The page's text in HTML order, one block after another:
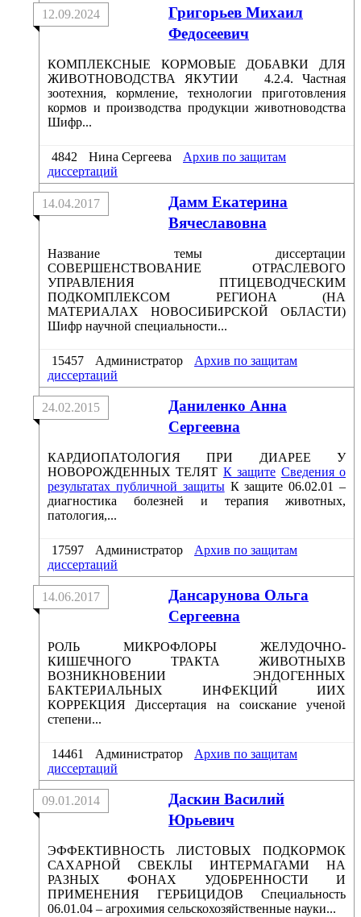
Григорьев Михаил
Федосеевич
12.09.2024
КОМПЛЕКСНЫЕ КОРМОВЫЕ ДОБАВКИ ДЛЯ
ЖИВОТНОВОДСТВА ЯКУТИИ 4.2.4. Частная
зоотехния, кормление, технологии приготовления
кормов и производства продукции животноводства
Шифр...
4842 Нина Сергеева
Архив по защитам
диссертаций
Дамм Екатерина
Вячеславовна
14.04.2017
Название темы диссертации
СОВЕРШЕНСТВОВАНИЕ ОТРАСЛЕВОГО
УПРАВЛЕНИЯ ПТИЦЕВОДЧЕСКИМ
ПОДКОМПЛЕКСОМ РЕГИОНА (НА
МАТЕРИАЛАХ НОВОСИБИРСКОЙ ОБЛАСТИ)
Шифр научной специальности...
15457 Администратор
Архив по защитам
диссертаций
Даниленко Анна
Сергеевна
24.02.2015
КАРДИОПАТОЛОГИЯ ПРИ ДИАРЕЕ У
НОВОРОЖДЕННЫХ ТЕЛЯТ К защите Сведения о
результатах публичной защиты К защите 06.02.01 –
диагностика болезней и терапия животных,
патология,...
17597 Администратор
Архив по защитам
диссертаций
Дансарунова Ольга
Сергеевна
14.06.2017
РОЛЬ МИКРОФЛОРЫ ЖЕЛУДОЧНО-
КИШЕЧНОГО ТРАКТА ЖИВОТНЫХВ
ВОЗНИКНОВЕНИИ ЭНДОГЕННЫХ
БАКТЕРИАЛЬНЫХ ИНФЕКЦИЙ ИИХ
КОРРЕКЦИЯ Диссертация на соискание ученой
степени...
14461 Администратор
Архив по защитам
диссертаций
Даскин Василий
Юрьевич
09.01.2014
ЭФФЕКТИВНОСТЬ ЛИСТОВЫХ ПОДКОРМОК
САХАРНОЙ СВЕКЛЫ ИНТЕРМАГАМИ НА
РАЗНЫХ ФОНАХ УДОБРЕННОСТИ И
ПРИМЕНЕНИЯ ГЕРБИЦИДОВ Специальность
06.01.04 – агрохимия сельскохозяйственные науки...